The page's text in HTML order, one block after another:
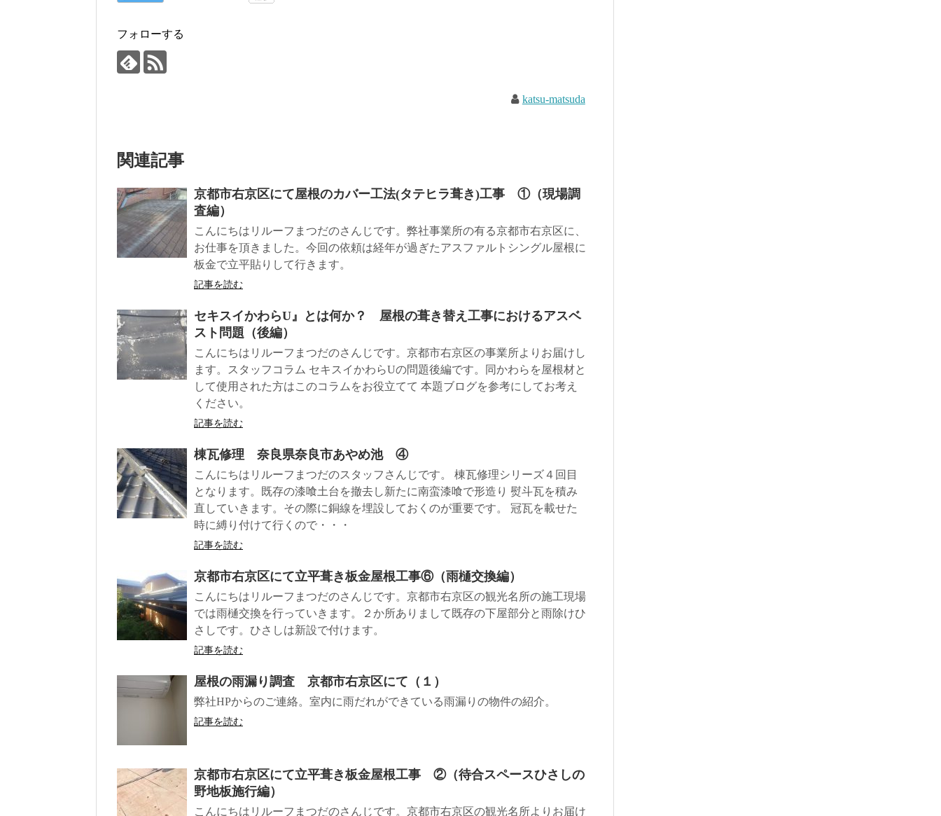
フォローする
katsu-matsuda
関連記事
京都市右京区にて屋根のカバー工法(タテヒラ葺き)工事 ①（現場調
査編）
こんにちはリルーフまつだのさんじです。弊社事業所の有る京都市右京区に、
お仕事を頂きました。今回の依頼は経年が過ぎたアスファルトシングル屋根に
板金で立平貼りして行きます。
記事を読む
セキスイかわらU』とは何か？ 屋根の葺き替え工事におけるアスベ
スト問題（後編）
こんにちはリルーフまつだのさんじです。京都市右京区の事業所よりお届けし
ます。スタッフコラム セキスイかわらUの問題後編です。同かわらを屋根材と
して使用された方はこのコラムをお役立てて 本題ブログを参考にしてお考え
ください。
記事を読む
棟瓦修理 奈良県奈良市あやめ池 ④
こんにちはリルーフまつだのスタッフさんじです。 棟瓦修理シリーズ４回目
となります。既存の漆喰土台を撤去し新たに南蛮漆喰で形造り 熨斗瓦を積み
直していきます。その際に銅線を埋設しておくのが重要です。 冠瓦を載せた
時に縛り付けて行くので・・・
記事を読む
京都市右京区にて立平葺き板金屋根工事⑥（雨樋交換編）
こんにちはリルーフまつだのさんじです。京都市右京区の観光名所の施工現場
では雨樋交換を行っていきます。２か所ありまして既存の下屋部分と雨除けひ
さしです。ひさしは新設で付けます。
記事を読む
屋根の雨漏り調査 京都市右京区にて（１）
弊社HPからのご連絡。室内に雨だれができている雨漏りの物件の紹介。
記事を読む
京都市右京区にて立平葺き板金屋根工事 ②（待合スペースひさしの
野地板施行編）
こんにちはリルーフまつだのさんじです。京都市右京区の観光名所よりお届け